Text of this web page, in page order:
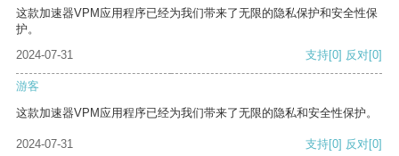
这款加速器VPM应用程序已经为我们带来了无限的隐私保护和安全性保
护。
2024-07-31
支持[0] 反对[0]
游客
这款加速器VPM应用程序已经为我们带来了无限的隐私和安全性保护。
2024-07-31 支持[0] 反对[0]